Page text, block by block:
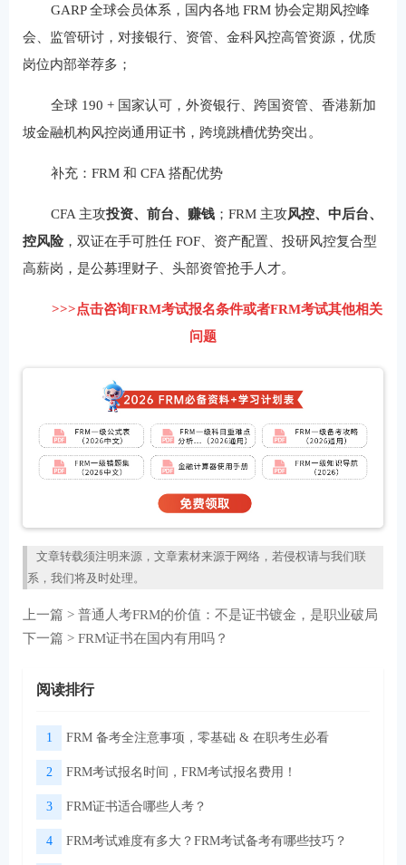
GARP 全球会员体系，国内各地 FRM 协会定期风控峰
会、监管研讨，对接银行、资管、金科风控高管资源，优质
岗位内部举荐多；
全球 190 + 国家认可，外资银行、跨国资管、香港新加
坡金融机构风控岗通用证书，跨境跳槽优势突出。
补充：FRM 和 CFA 搭配优势
CFA 主攻投资、前台、赚钱；FRM 主攻风控、中后台、
控风险，双证在手可胜任 FOF、资产配置、投研风控复合型
高薪岗，是公募理财子、头部资管抢手人才。
>>>点击咨询FRM考试报名条件或者FRM考试其他相关
问题
文章转载须注明来源，文章素材来源于网络，若侵权请与我们联
系，我们将及时处理。
上一篇 > 普通人考FRM的价值：不是证书镀金，是职业破局
下一篇 > FRM证书在国内有用吗？
阅读排行
1 FRM 备考全注意事项，零基础 & 在职考生必看
2 FRM考试报名时间，FRM考试报名费用！
3 FRM证书适合哪些人考？
4 FRM考试难度有多大？FRM考试备考有哪些技巧？